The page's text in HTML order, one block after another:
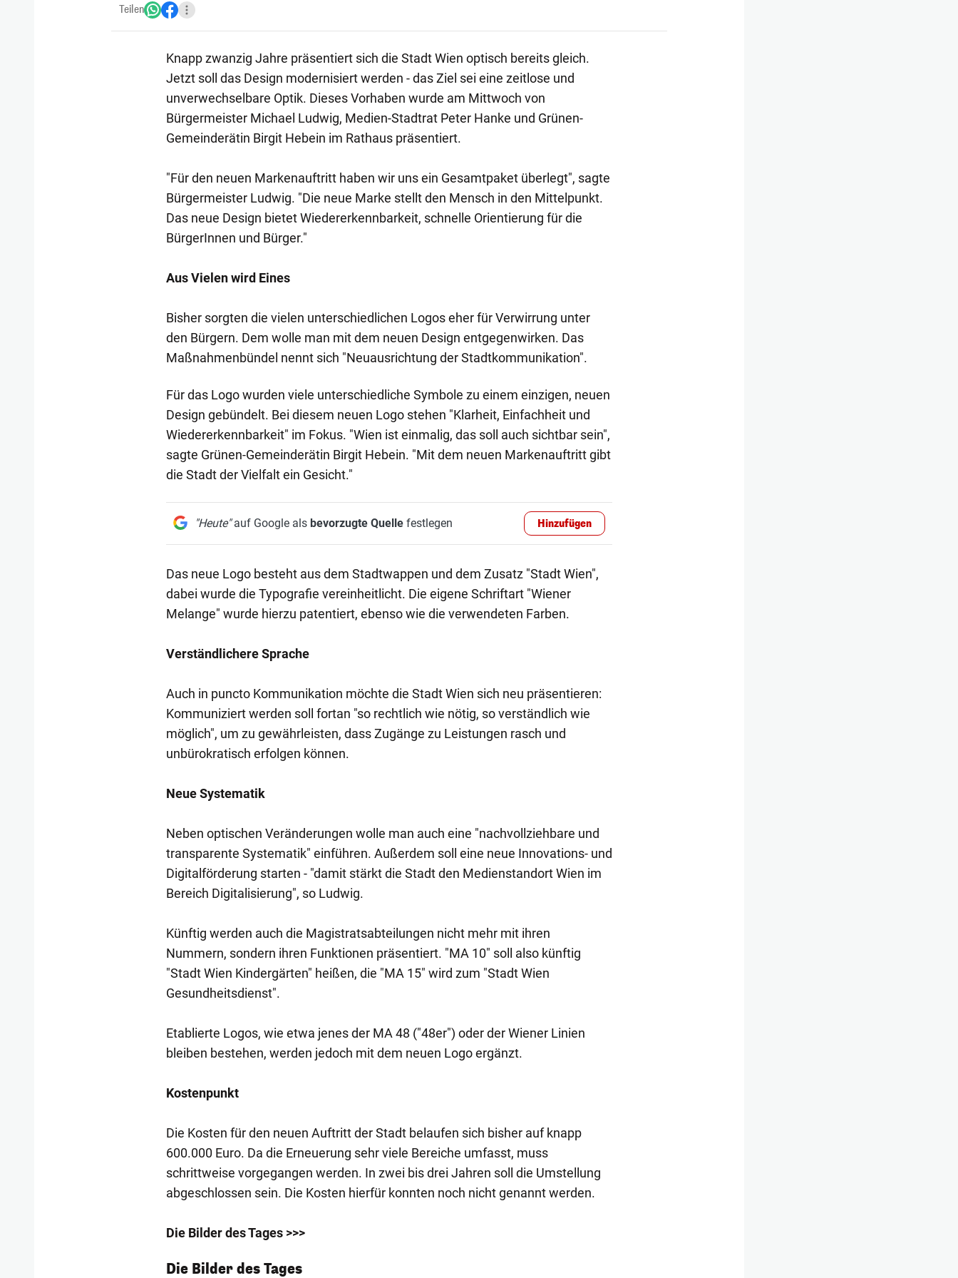
Teilen
Knapp zwanzig Jahre präsentiert sich die Stadt Wien optisch bereits gleich.
Jetzt soll das Design modernisiert werden - das Ziel sei eine zeitlose und
unverwechselbare Optik. Dieses Vorhaben wurde am Mittwoch von
Bürgermeister Michael Ludwig, Medien-Stadtrat Peter Hanke und Grünen-
Gemeinderätin Birgit Hebein im Rathaus präsentiert.
"Für den neuen Markenauftritt haben wir uns ein Gesamtpaket überlegt", sagte
Bürgermeister Ludwig. "Die neue Marke stellt den Mensch in den Mittelpunkt.
Das neue Design bietet Wiedererkennbarkeit, schnelle Orientierung für die
BürgerInnen und Bürger."
Aus Vielen wird Eines
Bisher sorgten die vielen unterschiedlichen Logos eher für Verwirrung unter
den Bürgern. Dem wolle man mit dem neuen Design entgegenwirken. Das
Maßnahmenbündel nennt sich "Neuausrichtung der Stadtkommunikation".
Für das Logo wurden viele unterschiedliche Symbole zu einem einzigen, neuen
Design gebündelt. Bei diesem neuen Logo stehen "Klarheit, Einfachheit und
Wiedererkennbarkeit" im Fokus. "Wien ist einmalig, das soll auch sichtbar sein",
sagte Grünen-Gemeinderätin Birgit Hebein. "Mit dem neuen Markenauftritt gibt
die Stadt der Vielfalt ein Gesicht."
"Heute"auf Google als bevorzugte Quellefestlegen Hinzufügen
Das neue Logo besteht aus dem Stadtwappen und dem Zusatz "Stadt Wien",
dabei wurde die Typografie vereinheitlicht. Die eigene Schriftart "Wiener
Melange" wurde hierzu patentiert, ebenso wie die verwendeten Farben.
Verständlichere Sprache
Auch in puncto Kommunikation möchte die Stadt Wien sich neu präsentieren:
Kommuniziert werden soll fortan "so rechtlich wie nötig, so verständlich wie
möglich", um zu gewährleisten, dass Zugänge zu Leistungen rasch und
unbürokratisch erfolgen können.
Neue Systematik
Neben optischen Veränderungen wolle man auch eine "nachvollziehbare und
transparente Systematik" einführen. Außerdem soll eine neue Innovations- und
Digitalförderung starten - "damit stärkt die Stadt den Medienstandort Wien im
Bereich Digitalisierung", so Ludwig.
Künftig werden auch die Magistratsabteilungen nicht mehr mit ihren
Nummern, sondern ihren Funktionen präsentiert. "MA 10" soll also künftig
"Stadt Wien Kindergärten" heißen, die "MA 15" wird zum "Stadt Wien
Gesundheitsdienst".
Etablierte Logos, wie etwa jenes der MA 48 ("48er") oder der Wiener Linien
bleiben bestehen, werden jedoch mit dem neuen Logo ergänzt.
Kostenpunkt
Die Kosten für den neuen Auftritt der Stadt belaufen sich bisher auf knapp
600.000 Euro. Da die Erneuerung sehr viele Bereiche umfasst, muss
schrittweise vorgegangen werden. In zwei bis drei Jahren soll die Umstellung
abgeschlossen sein. Die Kosten hierfür konnten noch nicht genannt werden.
Die Bilder des Tages >>>
Die Bilder des Tages
1/54